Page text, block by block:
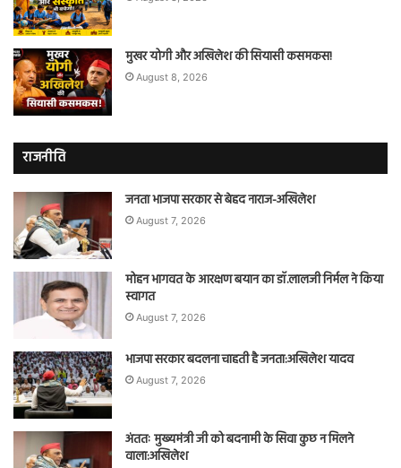
मुखर योगी और अखिलेश की सियासी कसमकस!
August 8, 2026
राजनीति
जनता भाजपा सरकार से बेहद नाराज-अखिलेश
August 7, 2026
मोहन भागवत के आरक्षण बयान का डॉ.लालजी निर्मल ने किया
स्वागत
August 7, 2026
भाजपा सरकार बदलना चाहती है जनता:अखिलेश यादव
August 7, 2026
अंततः मुख्यमंत्री जी को बदनामी के सिवा कुछ न मिलने
वाला:अखिलेश